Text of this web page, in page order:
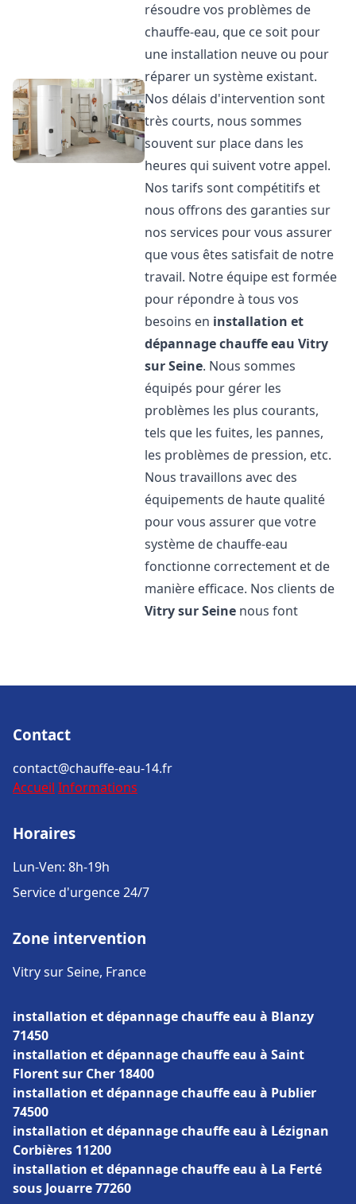
résoudre vos problèmes de
chauffe-eau, que ce soit pour
une installation neuve ou pour
réparer un système existant.
Nos délais d'intervention sont
très courts, nous sommes
souvent sur place dans les
heures qui suivent votre appel.
Nos tarifs sont compétitifs et
nous offrons des garanties sur
nos services pour vous assurer
que vous êtes satisfait de notre
travail. Notre équipe est formée
pour répondre à tous vos
besoins en installation et
dépannage chauffe eau Vitry
sur Seine. Nous sommes
équipés pour gérer les
problèmes les plus courants,
tels que les fuites, les pannes,
les problèmes de pression, etc.
Nous travaillons avec des
équipements de haute qualité
pour vous assurer que votre
système de chauffe-eau
fonctionne correctement et de
manière efficace. Nos clients de
Vitry sur Seine nous font
Contact
contact@chauffe-eau-14.fr
Accueil Informations
Horaires
Lun-Ven: 8h-19h
Service d'urgence 24/7
Zone intervention
Vitry sur Seine, France
installation et dépannage chauffe eau à Blanzy
71450
installation et dépannage chauffe eau à Saint
Florent sur Cher 18400
installation et dépannage chauffe eau à Publier
74500
installation et dépannage chauffe eau à Lézignan
Corbières 11200
installation et dépannage chauffe eau à La Ferté
sous Jouarre 77260